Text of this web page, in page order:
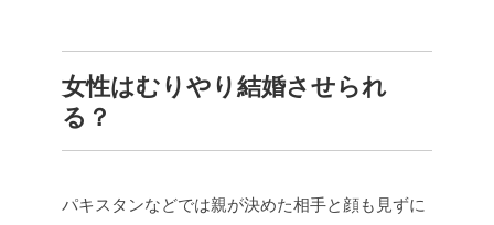
女性はむりやり結婚させられ
る？
パキスタンなどでは親が決めた相手と顔も見ずに